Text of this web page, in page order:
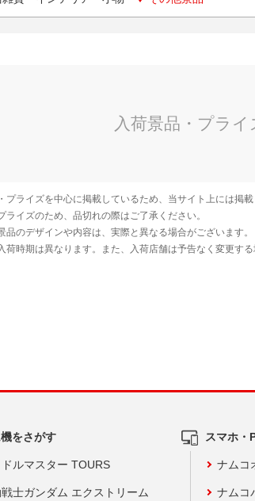
をさがす
ルマスター TOURS
士ガンダム エクストリーム
スマホ・
ナムコ
ナムコ